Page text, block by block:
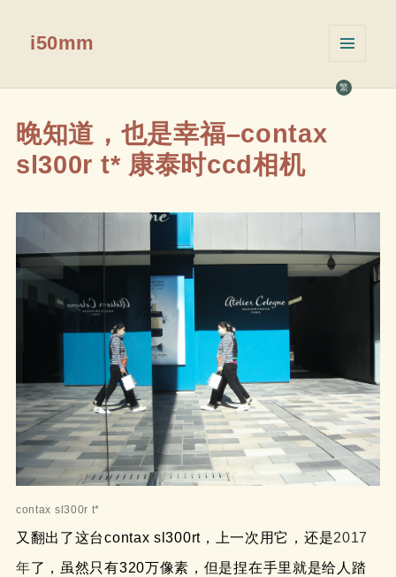
繁
i50mm
挂件
晚知道，也是幸福–contax
sl300r t* 康泰时ccd相机
contax sl300r t*
又翻出了这台contax sl300rt，上一次用它，还是2017
年了，虽然只有320万像素，但是捏在手里就是给人踏